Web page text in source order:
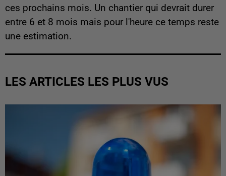
ces prochains mois. Un chantier qui devrait durer
entre 6 et 8 mois mais pour l'heure ce temps reste
une estimation.
LES ARTICLES LES PLUS VUS